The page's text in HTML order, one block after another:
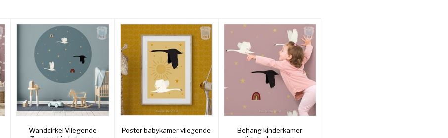
Wandcirkel Vliegende
Poster babykamer vliegende
Behang kinderkamer